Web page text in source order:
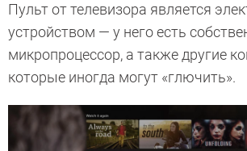
Пульт от телевизора является
устройством — у него есть
микропроцессор, а также другие
которые иногда могут «глючить».